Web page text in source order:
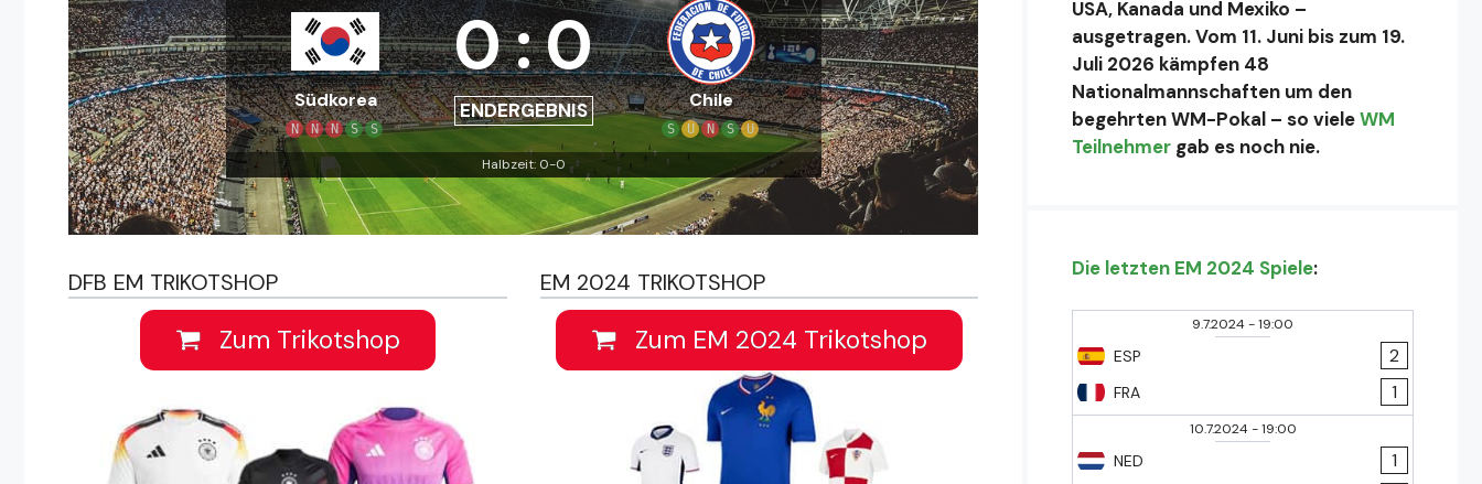
Südkorea
N N N S S
0:0
ENDERGEBNIS Chile
S U N S U
Halbzeit: 0-0
DFB EM TRIKOTSHOP
Zum Trikotshop
EM 2024 TRIKOTSHOP
Zum EM 2024 Trikotshop
USA, Kanada und Mexiko –
ausgetragen. Vom 11. Juni bis zum 19.
Juli 2026 kämpfen 48
Nationalmannschaften um den
begehrten WM-Pokal – so vieleWM
Teilnehmer gab es noch nie.
Die letzten EM 2024 Spiele:
9.7.2024-19:00
ESP
FRA
2
1
10.7.2024-19:00
NED
1